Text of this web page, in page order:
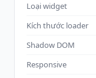
Loại widget
Kích thước loader
Shadow DOM
Responsive